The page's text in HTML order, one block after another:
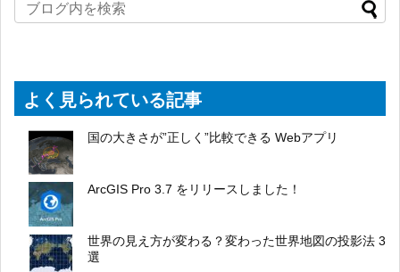
よく見られている記事
国の大きさが”正しく”比較できる Webアプリ
ArcGIS Pro 3.7 をリリースしました！
世界の見え方が変わる？変わった世界地図の投影法 3
選